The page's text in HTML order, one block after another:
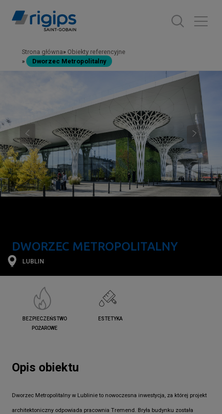
Ścieżka
nawigacyjna
Strona główna
Obiekty referencyjne
Dworzec Metropolitalny
DWORZEC METROPOLITALNY
LUBLIN
BEZPIECZEŃSTWO
POŻAROWE
ESTETYKA
Opis obiektu
Dworzec Metropolitalny w Lublinie to nowoczesna inwestycja, za której projekt
architektoniczny odpowiada pracownia Tremend. Bryła budynku została